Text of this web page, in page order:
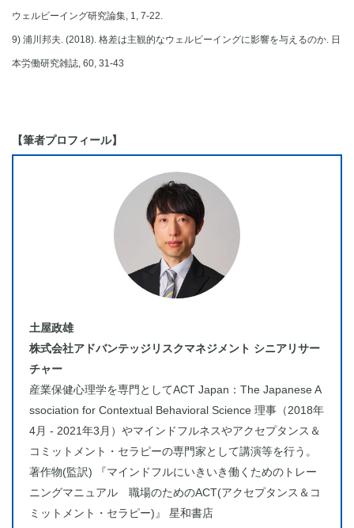
ウェルビーイング研究論集, 1, 7-22.
9) 浦川邦夫. (2018). 格差は主観的なウェルビーイングに影響を与えるのか. 日
本労働研究雑誌, 60, 31-43
【筆者プロフィール】
土屋政雄
株式会社アドバンテッジリスクマネジメント シニアリサー
チャー
産業保健心理学を専門としてACT Japan：The Japanese A
ssociation for Contextual Behavioral Science 理事（2018年
4月 - 2021年3月）やマインドフルネスやアクセプタンス＆
コミットメント・セラピーの専門家として講演等を行う。
著作物(監訳) 『マインドフルにいきいき働くためのトレー
ニングマニュアル 職場のためのACT(アクセプタンス＆コ
ミットメント・セラピー)』 星和書店